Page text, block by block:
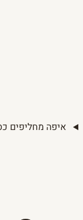
איפה מחליפים